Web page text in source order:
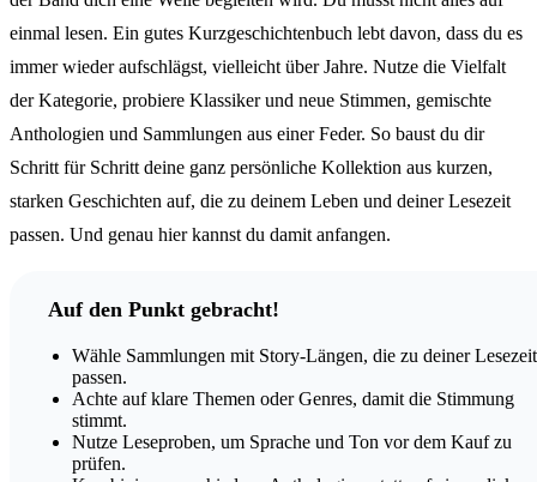
einmal lesen. Ein gutes Kurzgeschichtenbuch lebt davon, dass du es
immer wieder aufschlägst, vielleicht über Jahre. Nutze die Vielfalt
der Kategorie, probiere Klassiker und neue Stimmen, gemischte
Anthologien und Sammlungen aus einer Feder. So baust du dir
Schritt für Schritt deine ganz persönliche Kollektion aus kurzen,
starken Geschichten auf, die zu deinem Leben und deiner Lesezeit
passen. Und genau hier kannst du damit anfangen.
Auf den Punkt gebracht!
Wähle Sammlungen mit Story-Längen, die zu deiner Lesezeit
passen.
Achte auf klare Themen oder Genres, damit die Stimmung
stimmt.
Nutze Leseproben, um Sprache und Ton vor dem Kauf zu
prüfen.